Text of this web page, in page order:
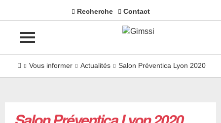
Recherche Contact
Vous informer Actualités Salon Préventica Lyon 2020